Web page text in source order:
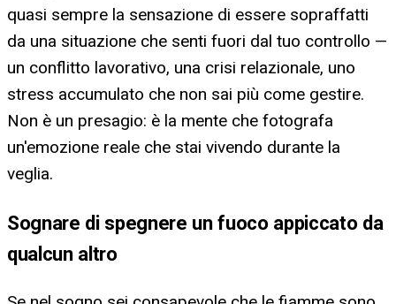
quasi sempre la sensazione di essere sopraffatti
da una situazione che senti fuori dal tuo controllo —
un conflitto lavorativo, una crisi relazionale, uno
stress accumulato che non sai più come gestire.
Non è un presagio: è la mente che fotografa
un'emozione reale che stai vivendo durante la
veglia.
Sognare di spegnere un fuoco appiccato da
qualcun altro